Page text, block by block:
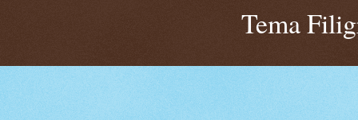
Tema